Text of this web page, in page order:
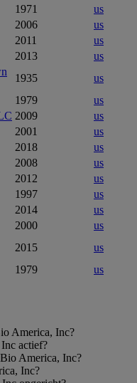
1971
us
2006
us
2011
us
2013
us
1935
us
1979
us
2009
us
2001
us
2018
us
2008
us
2012
us
1997
us
2014
us
2000
us
2015
us
1979 us
America, Inc?
actief?
America, Inc?
Inc?